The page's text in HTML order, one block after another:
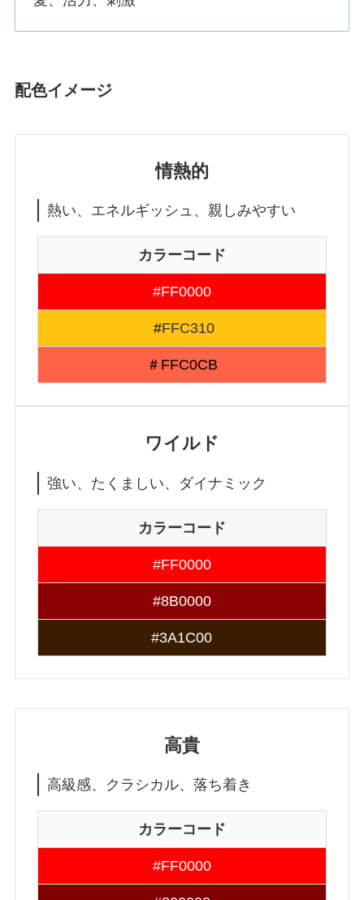
配色イメージ
情熱的
熱い、エネルギッシュ、親しみやすい
カラーコード
#FF0000
#FFC310
＃FFC0CB
ワイルド
強い、たくましい、ダイナミック
カラーコード
#FF0000
#8B0000
#3A1C00
高貴
高級感、クラシカル、落ち着き
カラーコード
#FF0000